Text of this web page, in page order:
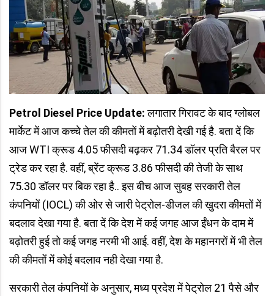
Petrol Diesel Price Update:लगातार गिरावट के बाद ग्लोबल
मार्केट में आज कच्चे तेल की कीमतों में बढ़ोतरी देखी गई है. बता दें कि
आज WTI क्रूड 4.05 फीसदी बढ़कर 71.34 डॉलर प्रति बैरल पर
ट्रेड कर रहा है. वहीं, ब्रेंट क्रूड 3.86 फीसदी की तेजी के साथ
75.30 डॉलर पर बिक रहा है.. इस बीच आज सुबह सरकारी तेल
कंपनियों (IOCL) की ओर से जारी पेट्रोल-डीजल की खुदरा कीमतों में
बदलाव देखा गया है. बता दें कि देश में कई जगह आज ईंधन के दाम में
बढ़ोतरी हुई तो कई जगह नरमी भी आई. वहीं, देश के महानगरों में भी तेल
की कीमतों में कोई बदलाव नही देखा गया है.
सरकारी तेल कंपनियों के अनुसार, मध्य प्रदेश में पेट्रोल 21 पैसे और